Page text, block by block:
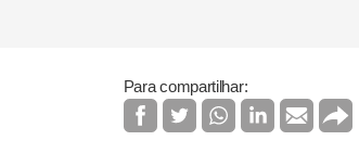
Para compartilhar: